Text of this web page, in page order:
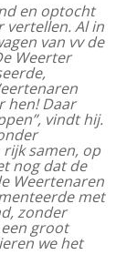
en optocht
vertellen. Al in
van vv de
Weerter
hen! Daar
vindt hij.
samen, op
nog dat de
Weertenaren
met
zonder
een groot
we het